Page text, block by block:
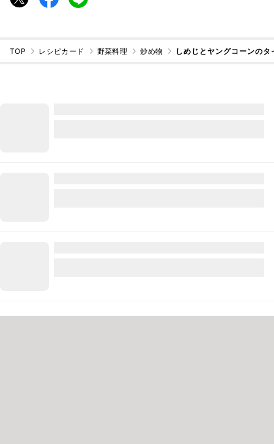
TOP レシピカード 野菜料理 炒め物 しめじとヤングコーンの